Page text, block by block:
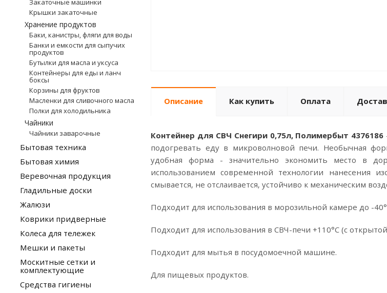
Описание Как купить Оплата
Контейнер для СВЧ Снегири 0,75л, Полимербыт 4376186
подогревать еду в микроволновой печи. Необычная
удобная форма - значительно экономить место в
использованием современной технологии нанесения
смывается, не отслаивается, устойчиво к механическим
Подходит для использования в морозильной камере до -
Подходит для использования в СВЧ-печи +110°C (с
Подходит для мытья в посудомоечной машине.
Для пищевых продуктов.
Закаточные машинки
Крышки закаточные
Хранение продуктов
Баки, канистры, фляги для воды
Банки и емкости для сыпучих
продуктов
Бутылки для масла и уксуса
Контейнеры для еды и ланч
боксы
Корзины для фруктов
Масленки для сливочного масла
Полки для холодильника
Чайники
Чайники заварочные
Бытовая техника
Бытовая химия
Веревочная продукция
Гладильные доски
Жалюзи
Коврики придверные
Колеса для тележек
Мешки и пакеты
Москитные сетки и
комплектующие
Средства гигиены